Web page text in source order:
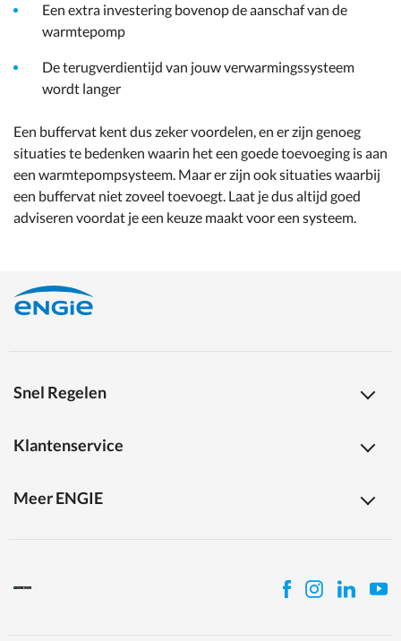
Een extra investering bovenop de aanschaf van de
warmtepomp
De terugverdientijd van jouw verwarmingssysteem
wordt langer
Een buffervat kent dus zeker voordelen, en er zijn genoeg
situaties te bedenken waarin het een goede toevoeging is aan
een warmtepompsysteem. Maar er zijn ook situaties waarbij
een buffervat niet zoveel toevoegt. Laat je dus altijd goed
adviseren voordat je een keuze maakt voor een systeem.
Snel Regelen
Klantenservice
Meer ENGIE